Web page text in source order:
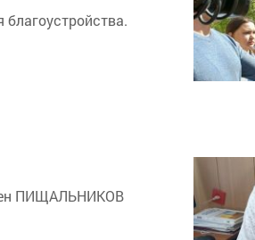
ПИЩАЛЬНИКОВ